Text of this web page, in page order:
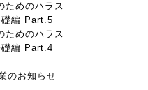
ためのハラス
礎編 Part.5
ためのハラス
礎編 Part.4
のお知らせ